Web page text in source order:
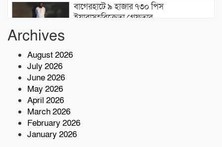
বাগেরহাটে ৯ হাজার ৭৩০ পিস
ইয়াবাসহবিক্রেতা গ্রেফতার
স্বাস্থ্যঝুঁকিতে ৫শতাধিক পরিবার শরণখোলায়
ভয়াবহ জলাবদ্ধতা
Archives
August 2026
July 2026
June 2026
May 2026
April 2026
March 2026
February 2026
January 2026